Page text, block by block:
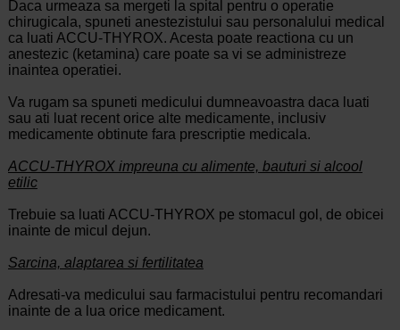
Daca urmeaza sa mergeti la spital pentru o operatie
chirugicala, spuneti anestezistului sau personalului medical
ca luati ACCU-THYROX. Acesta poate reactiona cu un
anestezic (ketamina) care poate sa vi se administreze
inaintea operatiei.
Va rugam sa spuneti medicului dumneavoastra daca luati
sau ati luat recent orice alte medicamente, inclusiv
medicamente obtinute fara prescriptie medicala.
ACCU-THYROX impreuna cu alimente, bauturi si alcool
etilic
Trebuie sa luati ACCU-THYROX pe stomacul gol, de obicei
inainte de micul dejun.
Sarcina, alaptarea si fertilitatea
Adresati-va medicului sau farmacistului pentru recomandari
inainte de a lua orice medicament.